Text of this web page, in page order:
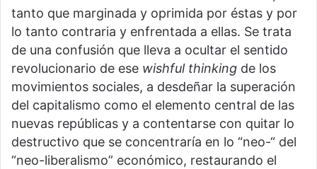
tanto que marginada y oprimida por éstas y por
lo tanto contraria y enfrentada a ellas. Se trata
de una confusión que lleva a ocultar el sentido
revolucionario de ese wishful thinking de los
movimientos sociales, a desdeñar la superación
del capitalismo como el elemento central de las
nuevas repúblicas y a contentarse con quitar lo
destructivo que se concentraría en lo “neo-“ del
“neo-liberalismo” económico, restaurando el